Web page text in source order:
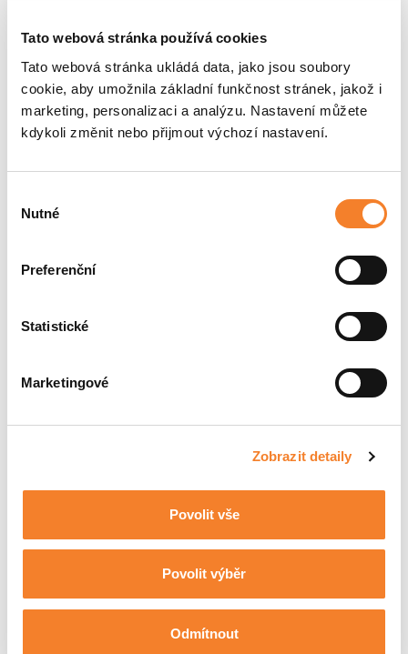
Tato webová stránka používá cookies
Tato webová stránka ukládá data, jako jsou soubory
cookie, aby umožnila základní funkčnost stránek, jakož i
marketing, personalizaci a analýzu. Nastavení můžete
kdykoli změnit nebo přijmout výchozí nastavení.
souhlasu
Nutné
Preferenční
Statistické
Marketingové
Zobrazit detaily
Povolit vše
Povolit výběr
Odmítnout
Windhoff ASL5 sleeper layer
Windhoff AST8 SUW tamping unit
Company